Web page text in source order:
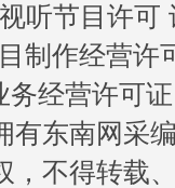
听节目许可
制作经营许
务经营许可
有东南网采
，不得转载